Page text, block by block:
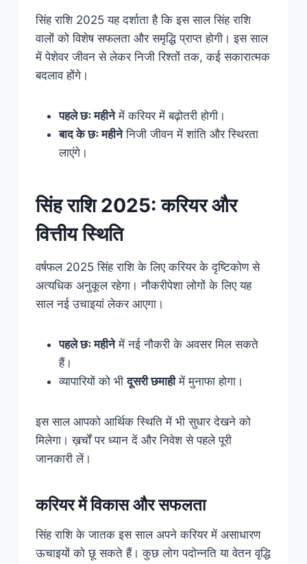
सिंह राशि 2025 यह दर्शाता है कि इस साल सिंह राशि
वालों को विशेष सफलता और समृद्धि प्राप्त होगी। इस साल
में पेशेवर जीवन से लेकर निजी रिश्तों तक, कई सकारात्मक
बदलाव होंगे।
पहले छः महीनेमें करियर में बढ़ोतरी होगी।
बाद के छः महीनेनिजी जीवन में शांति और स्थिरता
लाएंगे।
सिंह राशि 2025: करियर और
वित्तीय स्थिति
वर्षफल 2025 सिंह राशि के लिए करियर के दृष्टिकोण से
अत्यधिक अनुकूल रहेगा। नौकरीपेशा लोगों के लिए यह
साल नई उचाइयां लेकर आएगा।
पहले छः महीनेमें नई नौकरी के अवसर मिल सकते
हैं।
व्यापारियों को भीदूसरी छमाहीमें मुनाफा होगा।
इस साल आपको आर्थिक स्थिति में भी सुधार देखने को
मिलेगा। ख़र्चों पर ध्यान दें और निवेश से पहले पूरी
जानकारी लें।
करियर में विकास और सफलता
सिंह राशि के जातक इस साल अपने करियर में असाधारण
ऊचाइयों को छू सकते हैं। कुछ लोग पदोन्नति या वेतन वृद्धि